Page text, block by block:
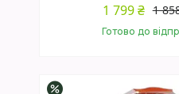
1
1 799 ₴
Готово до